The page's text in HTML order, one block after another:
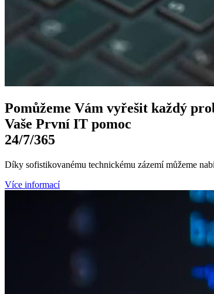
Pomůžeme Vámvyřešit každý
Vaše PrvníIT pomoc
24/7/365
Díky sofistikovanému technickému zázemí můžeme
Více informací